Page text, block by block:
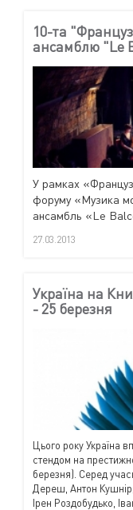
10-та
ансамблю "Le
У рамках
форуму «Музика
ансамбль «Le
27.03.2013
Україна на
- 25 березня
Цього року Україна
стендом на
березня). Серед
Дереш, Антон
Ірен Роздобудько,